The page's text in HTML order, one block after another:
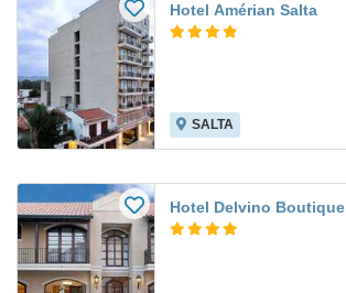
Hotel Amérian Salta
SALTA
Hotel Delvino Boutique